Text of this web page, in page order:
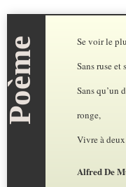
Se voir le
Sans ruse et
Sans qu’un
ronge,
Vivre à
Alfred De